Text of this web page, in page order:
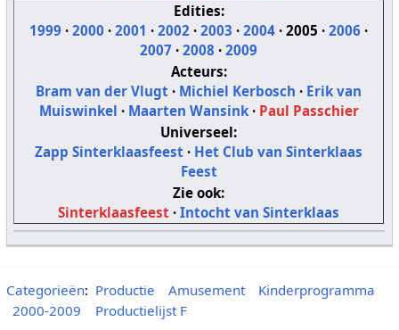
Edities:
1999 ·2000 ·2001 ·2002 ·2003 ·2004 ·2005 ·2006 ·
2007 ·2008 ·2009
Acteurs:
Bram van der Vlugt · Michiel Kerbosch · Erik van
Muiswinkel · Maarten Wansink· Paul Passchier
Universeel:
Zapp Sinterklaasfeest · Het Club van Sinterklaas
Feest
Zie ook:
Sinterklaasfeest ·Intocht van Sinterklaas
Categorieën: Productie Amusement
Kinderprogramma
2000-2009
Productielijst F